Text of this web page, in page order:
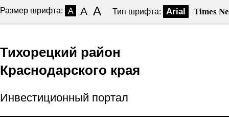
Размер шрифта: A A A Тип шрифта: Arial Times
Тихорецкий район
Краснодарского края
Инвестиционный портал